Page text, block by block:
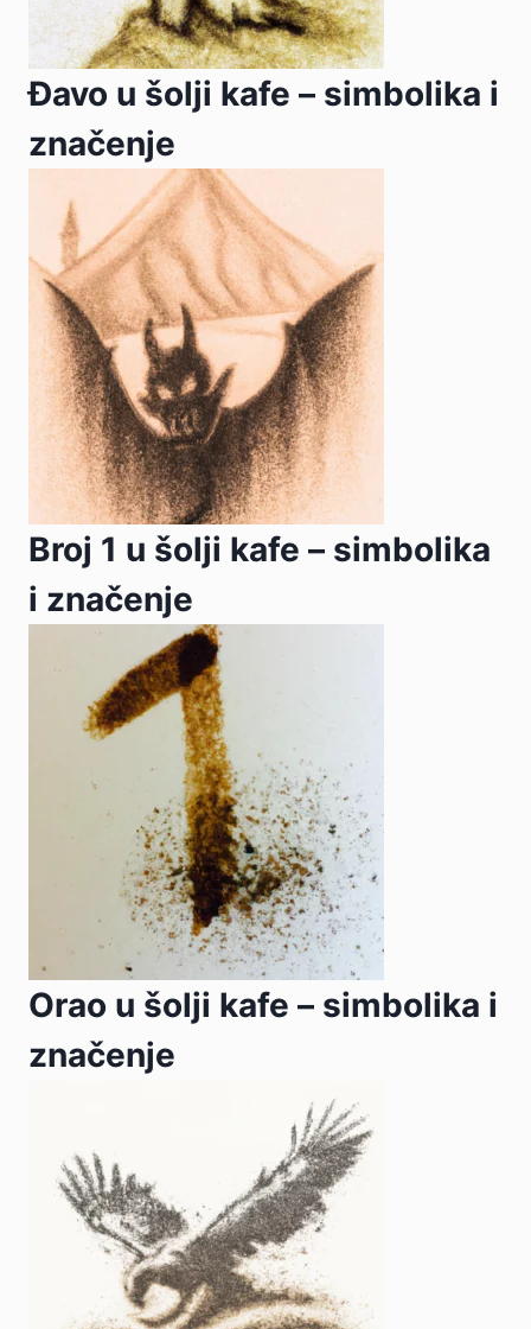
Đavo u šolji kafe – simbolika i
značenje
Broj 1 u šolji kafe – simbolika
i značenje
Orao u šolji kafe – simbolika i
značenje